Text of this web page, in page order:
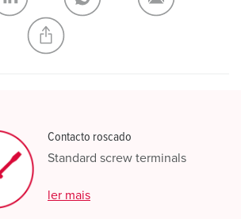
CRIAR UMA NOVA LISTA
Contacto roscado
Standard screw terminals
ler mais